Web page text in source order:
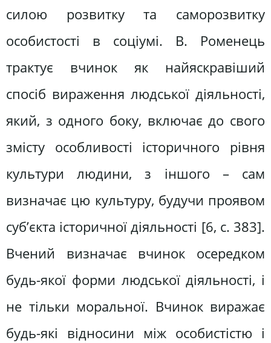
силою розвитку та саморозвитку
особистості в соціумі. В. Роменець
трактує вчинок як найяскравіший
спосіб вираження людської діяльності,
який, з одного боку, включає до свого
змісту особливості історичного рівня
культури людини, з іншого – сам
визначає цю культуру, будучи проявом
суб’єкта історичної діяльності [6, с. 383].
Вчений визначає вчинок осередком
будь-якої форми людської діяльності, і
не тільки моральної. Вчинок виражає
будь-які відносини між особистістю і